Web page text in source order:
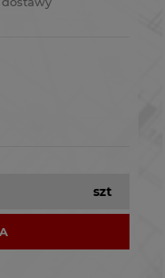
kosztów
szt